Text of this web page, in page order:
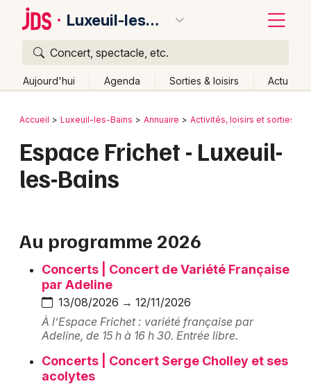
Luxeuil-les-Bains
Concert, spectacle, etc.
Aujourd'hui Agenda Sorties & loisirs Actu
Publier un événement
Activité & Expérience
Manifestations
Foires & salons
Spectacles
Concerts
Bordeaux
Colmar
Mulhouse
Montpellier
Nice
Retour
Accueil Luxeuil-les-Bains Annuaire Activités, loisirs et sorties
Espace Frichet - Luxeuil-
les-Bains
Au programme 2026
Concerts | Concert de Variété Française
par Adeline
13/08/2026 → 12/11/2026
À l’Espace Frichet : variété française par
Adeline, de 15 h à 16 h 30. Entrée libre.
Concerts | Concert Serge Cholley et ses
acolytes
Quoi ?
Où ?
Franche-Comté
Partout Près de moi Changer de lieu
Quand ?